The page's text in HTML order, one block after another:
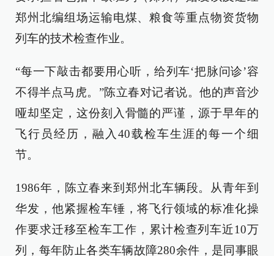
郑州北编组场运输电煤、粮食等重点物资货物
列车的技术检查作业。
“每一下敲击都要用心听，给列车‘把脉问诊’容
不得半点马虎。”陈立春对记者说。他的声音沙
哑却坚定，这份刻入骨髓的严谨，源于早年的
飞行员经历，融入40载检车生涯的每一个细
节。
1986年，陈立春来到郑州北车辆段。从青年到
华发，他紧握检车锤，将飞行领域的标准化操
作要求迁移至检车工作，累计检查列车近10万
列，每年防止各类车辆故障280余件，是同事眼